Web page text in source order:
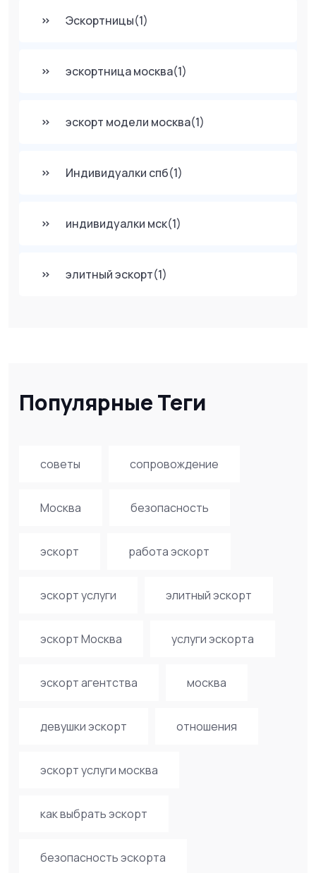
Эскортницы(1)
эскортница москва(1)
эскорт модели москва(1)
Индивидуалки спб(1)
индивидуалки мск(1)
элитный эскорт(1)
Популярные Теги
советы сопровождение
Москва безопасность
эскорт работа эскорт
эскорт услуги элитный эскорт
эскорт Москва услуги эскорта
эскорт агентства москва
девушки эскорт отношения
эскорт услуги москва
как выбрать эскорт
безопасность эскорта